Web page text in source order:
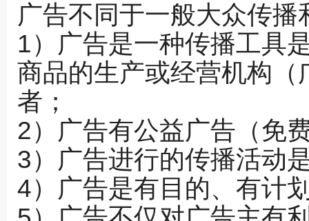
广告不同于一般大众传
1）广告是一种传播工具
商品的生产或经营机构
者；
2）广告有公益广告（免
3）广告进行的传播活动
4）广告是有目的、有计